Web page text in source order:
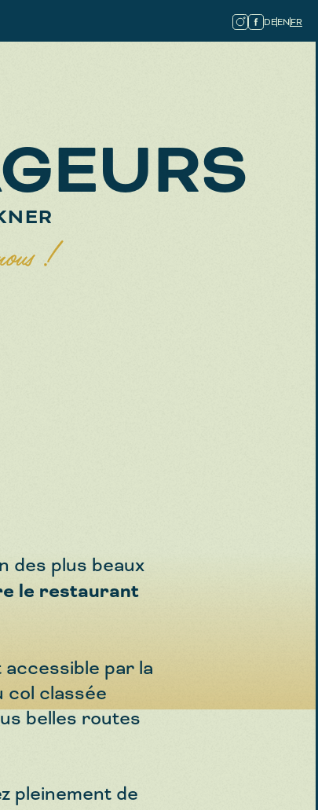
DEEN FR
!
des plus beaux
le restaurant
par la
col classée
belles routes
pleinement de